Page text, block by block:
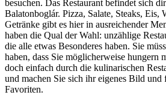
besuchen. Das Restaurant befindet sich
Balatonboglár. Pizza, Salate, Steaks, Eis,
Getränke gibt es hier in ausreichender
haben die Qual der Wahl: unzählige
die alle etwas Besonderes haben. Sie
haben, dass Sie möglicherweise hungern
doch einfach durch die kulinarischen
und machen Sie sich ihr eigenes Bild und
Favoriten.